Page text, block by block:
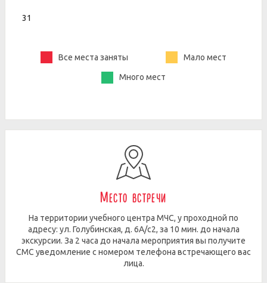
31
Все места заняты Мало мест
Много мест
Место встречи
На территории учебного центра МЧС, у проходной по
адресу: ул. Голубинская, д. 6А/с2, за 10 мин. до начала
экскурсии. За 2 часа до начала мероприятия вы получите
СМС уведомление с номером телефона встречающего вас
лица.